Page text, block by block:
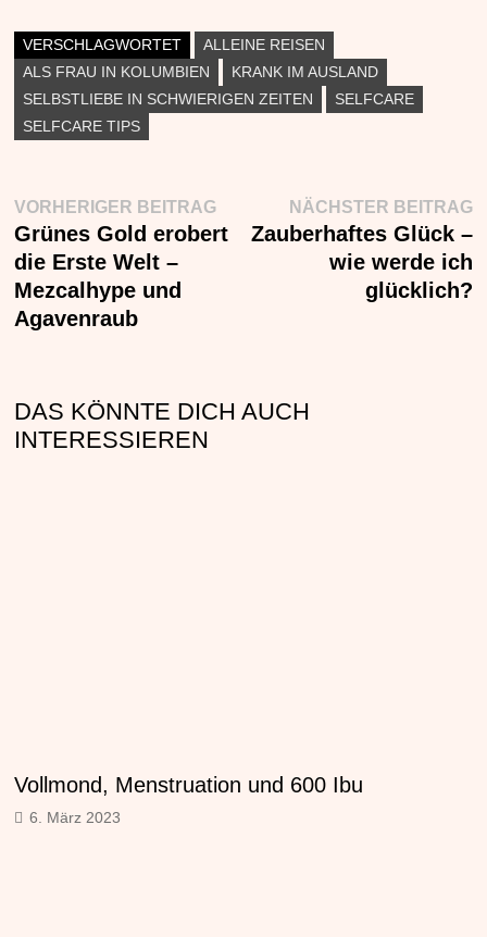
VERSCHLAGWORTET
ALLEINE REISEN
ALS FRAU IN KOLUMBIEN
KRANK IM AUSLAND
SELBSTLIEBE IN SCHWIERIGEN ZEITEN
SELFCARE
SELFCARE TIPS
Beitragsnavigation
VORHERIGER BEITRAGVorheriger
Beitrag:
Grünes Gold erobert
die Erste Welt –
Mezcalhype und
Agavenraub
NÄCHSTER BEITRAG
Zauberhaftes Glück –
wie werde ich
glücklich?
DAS KÖNNTE DICH AUCH
INTERESSIEREN
Vollmond, Menstruation und 600 Ibu
6. März 2023